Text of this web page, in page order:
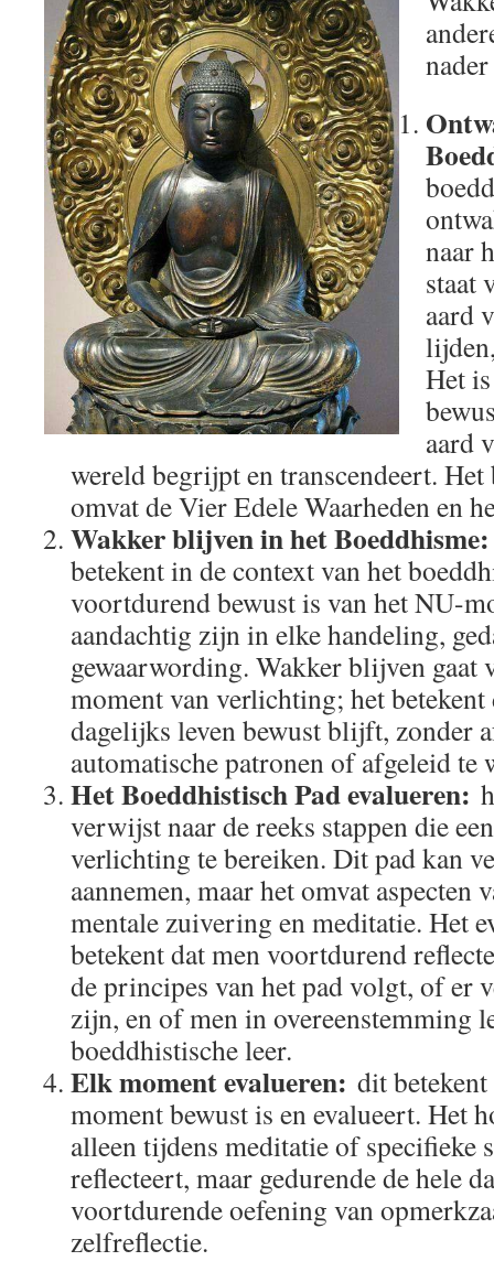
naar
staat
aard
Het
aard
wereld begrijpt en transcendeert.
omvat de Vier Edele Waarheden en
Wakker blijven in het
betekent in de context van het
voortdurend bewust is van het NU-
aandachtig zijn in elke handeling,
gewaarwording. Wakker blijven gaat
moment van verlichting; het
dagelijks leven bewust blijft, zonder
automatische patronen of afgeleid
Het Boeddhistisch Pad evalueren:
verwijst naar de reeks stappen die
verlichting te bereiken. Dit pad kan
aannemen, maar het omvat aspecten
mentale zuivering en meditatie. Het
betekent dat men voortdurend
de principes van het pad volgt, of er
zijn, en of men in overeenstemming
boeddhistische leer.
Elk moment evalueren: dit
moment bewust is en evalueert. Het
alleen tijdens meditatie of specifieke
reflecteert, maar gedurende de hele
voortdurende oefening van
zelfreflectie.